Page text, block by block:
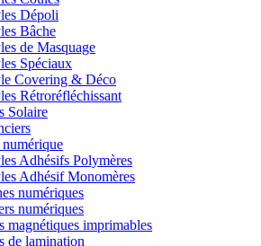
Dépoli
Bâche
de Masquage
Spéciaux
Covering & Déco
Rétroréfléchissant
Solaire
Adhésifs Polymères
Adhésif Monomères
numériques
numériques
magnétiques imprimables
de lamination